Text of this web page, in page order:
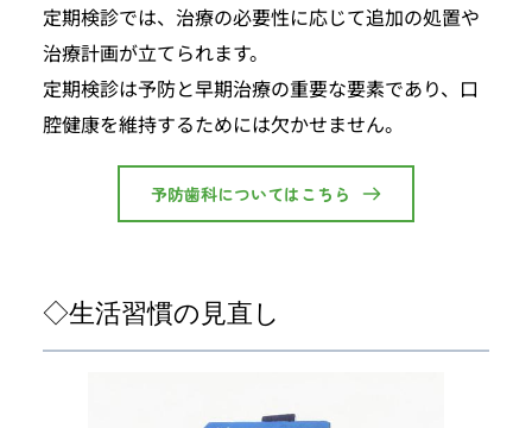
定期検診では、治療の必要性に応じて追加の処置や
治療計画が立てられます。
定期検診は予防と早期治療の重要な要素であり、口
腔健康を維持するためには欠かせません。
予防歯科についてはこちら
◇生活習慣の見直し